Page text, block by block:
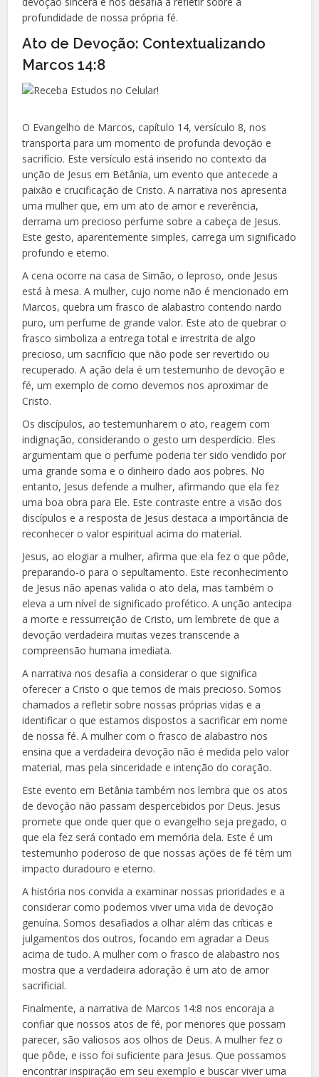
profundidade de nossa própria fé.
Ato de Devoção: Contextualizando
Marcos 14:8
O Evangelho de Marcos, capítulo 14, versículo 8, nos
transporta para um momento de profunda devoção e
sacrifício. Este versículo está inserido no contexto da
unção de Jesus em Betânia, um evento que antecede a
paixão e crucificação de Cristo. A narrativa nos apresenta
uma mulher que, em um ato de amor e reverência,
derrama um precioso perfume sobre a cabeça de Jesus.
Este gesto, aparentemente simples, carrega um significado
profundo e eterno.
A cena ocorre na casa de Simão, o leproso, onde Jesus
está à mesa. A mulher, cujo nome não é mencionado em
Marcos, quebra um frasco de alabastro contendo nardo
puro, um perfume de grande valor. Este ato de quebrar o
frasco simboliza a entrega total e irrestrita de algo
precioso, um sacrifício que não pode ser revertido ou
recuperado. A ação dela é um testemunho de devoção e
fé, um exemplo de como devemos nos aproximar de
Cristo.
Os discípulos, ao testemunharem o ato, reagem com
indignação, considerando o gesto um desperdício. Eles
argumentam que o perfume poderia ter sido vendido por
uma grande soma e o dinheiro dado aos pobres. No
entanto, Jesus defende a mulher, afirmando que ela fez
uma boa obra para Ele. Este contraste entre a visão dos
discípulos e a resposta de Jesus destaca a importância de
reconhecer o valor espiritual acima do material.
Jesus, ao elogiar a mulher, afirma que ela fez o que pôde,
preparando-o para o sepultamento. Este reconhecimento
de Jesus não apenas valida o ato dela, mas também o
eleva a um nível de significado profético. A unção antecipa
a morte e ressurreição de Cristo, um lembrete de que a
devoção verdadeira muitas vezes transcende a
compreensão humana imediata.
A narrativa nos desafia a considerar o que significa
oferecer a Cristo o que temos de mais precioso. Somos
chamados a refletir sobre nossas próprias vidas e a
identificar o que estamos dispostos a sacrificar em nome
de nossa fé. A mulher com o frasco de alabastro nos
ensina que a verdadeira devoção não é medida pelo valor
material, mas pela sinceridade e intenção do coração.
Este evento em Betânia também nos lembra que os atos
de devoção não passam despercebidos por Deus. Jesus
promete que onde quer que o evangelho seja pregado, o
que ela fez será contado em memória dela. Este é um
testemunho poderoso de que nossas ações de fé têm um
impacto duradouro e eterno.
A história nos convida a examinar nossas prioridades e a
considerar como podemos viver uma vida de devoção
genuína. Somos desafiados a olhar além das críticas e
julgamentos dos outros, focando em agradar a Deus
acima de tudo. A mulher com o frasco de alabastro nos
mostra que a verdadeira adoração é um ato de amor
sacrificial.
Finalmente, a narrativa de Marcos 14:8 nos encoraja a
confiar que nossos atos de fé, por menores que possam
parecer, são valiosos aos olhos de Deus. A mulher fez o
que pôde, e isso foi suficiente para Jesus. Que possamos
encontrar inspiração em seu exemplo e buscar viver uma